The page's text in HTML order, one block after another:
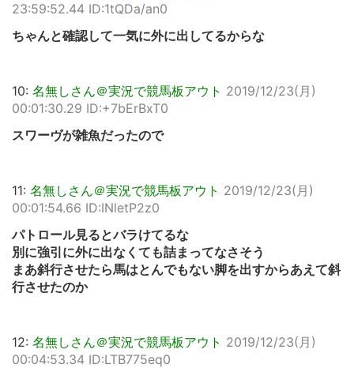
23:59:52.44 ID:1tQDa/an0
ちゃんと確認して一気に外に出してるからな
10: 名無しさん＠実況で競馬板アウト 2019/12/23(月)
00:01:30.29 ID:+7bErBxT0
スワーヴが雑魚だったので
11: 名無しさん＠実況で競馬板アウト 2019/12/23(月)
00:01:54.66 ID:INletP2z0
パトロール見るとバラけてるな
別に強引に外に出なくても詰まってなさそう
まあ斜行させたら馬はとんでもない脚を出すからあえて斜
行させたのか
12: 名無しさん＠実況で競馬板アウト 2019/12/23(月)
00:04:53.34 ID:LTB775eq0